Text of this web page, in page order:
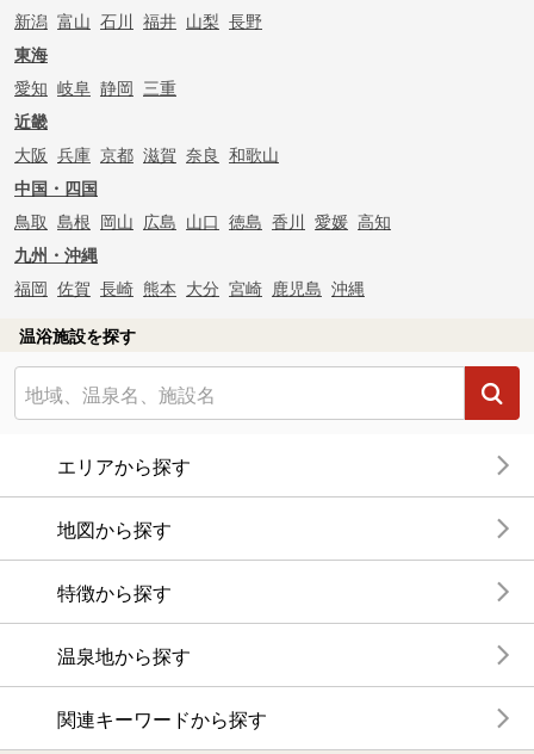
新潟 富山 石川 福井 山梨 長野
東海
愛知 岐阜 静岡 三重
近畿
大阪 兵庫 京都 滋賀 奈良 和歌山
中国・四国
鳥取 島根 岡山 広島 山口 徳島 香川 愛媛 高知
九州・沖縄
福岡 佐賀 長崎 熊本 大分 宮崎 鹿児島 沖縄
温浴施設を探す
エリアから探す
地図から探す
特徴から探す
温泉地から探す
関連キーワードから探す